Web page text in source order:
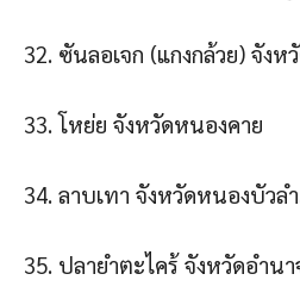
32. ซันลอเจก (แกงกล้วย) จังห
33. โหย่ย จังหวัดหนองคาย
34. ลาบเทา จังหวัดหนองบัวลํ
35. ปลายําตะไคร้ จังหวัดอํานา